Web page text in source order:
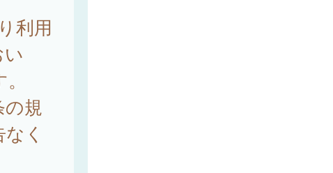
利用
規
く